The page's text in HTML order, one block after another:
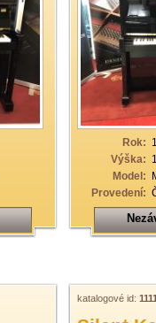
Rok:
Výška:
Model:
Provedení:
katalogové id: